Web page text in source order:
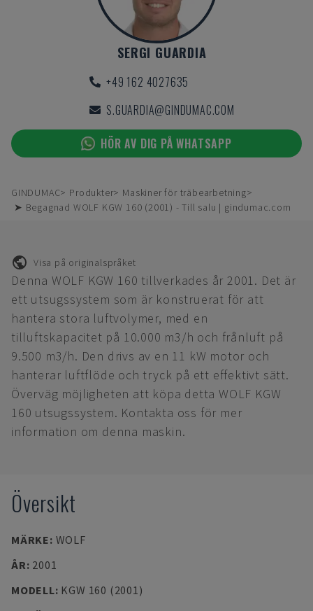
SERGI GUARDIA
+49 162 4027635
S.GUARDIA@GINDUMAC.COM
HÖR AV DIG PÅ WHATSAPP
GINDUMAC Produkter
Maskiner för träbearbetning
➤ Begagnad WOLF KGW 160 (2001) - Till salu | gindumac.com
Visa på originalspråket
Denna WOLF KGW 160 tillverkades år 2001. Det är
ett utsugssystem som är konstruerat för att
hantera stora luftvolymer, med en
tilluftskapacitet på 10.000 m3/h och frånluft på
9.500 m3/h. Den drivs av en 11 kW motor och
hanterar luftflöde och tryck på ett effektivt sätt.
Överväg möjligheten att köpa detta WOLF KGW
160 utsugssystem. Kontakta oss för mer
information om denna maskin.
Översikt
MÄRKE: WOLF
ÅR: 2001
MODELL: KGW 160 (2001)